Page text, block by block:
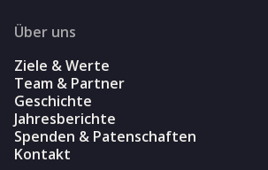
Über uns
Ziele & Werte
Team & Partner
Geschichte
Jahresberichte
Spenden & Patenschaften
Kontakt